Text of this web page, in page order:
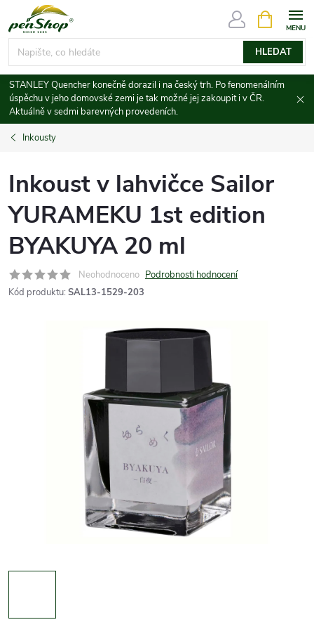
na
obsah
HLEDAT
NÁKUPNÍ
KOŠÍK
STANLEY Quencher konečně dorazil i na český trh. Po fenomenálním
úspěchu v jeho domovské zemi je tak možné jej zakoupit i v ČR.
Aktuálně v sedmi barevných provedeních.
Inkousty
Inkoust v lahvičce Sailor
YURAMEKU 1st edition
BYAKUYA 20 ml
Neohodnoceno Podrobnosti hodnocení
Kód produktu: SAL13-1529-203